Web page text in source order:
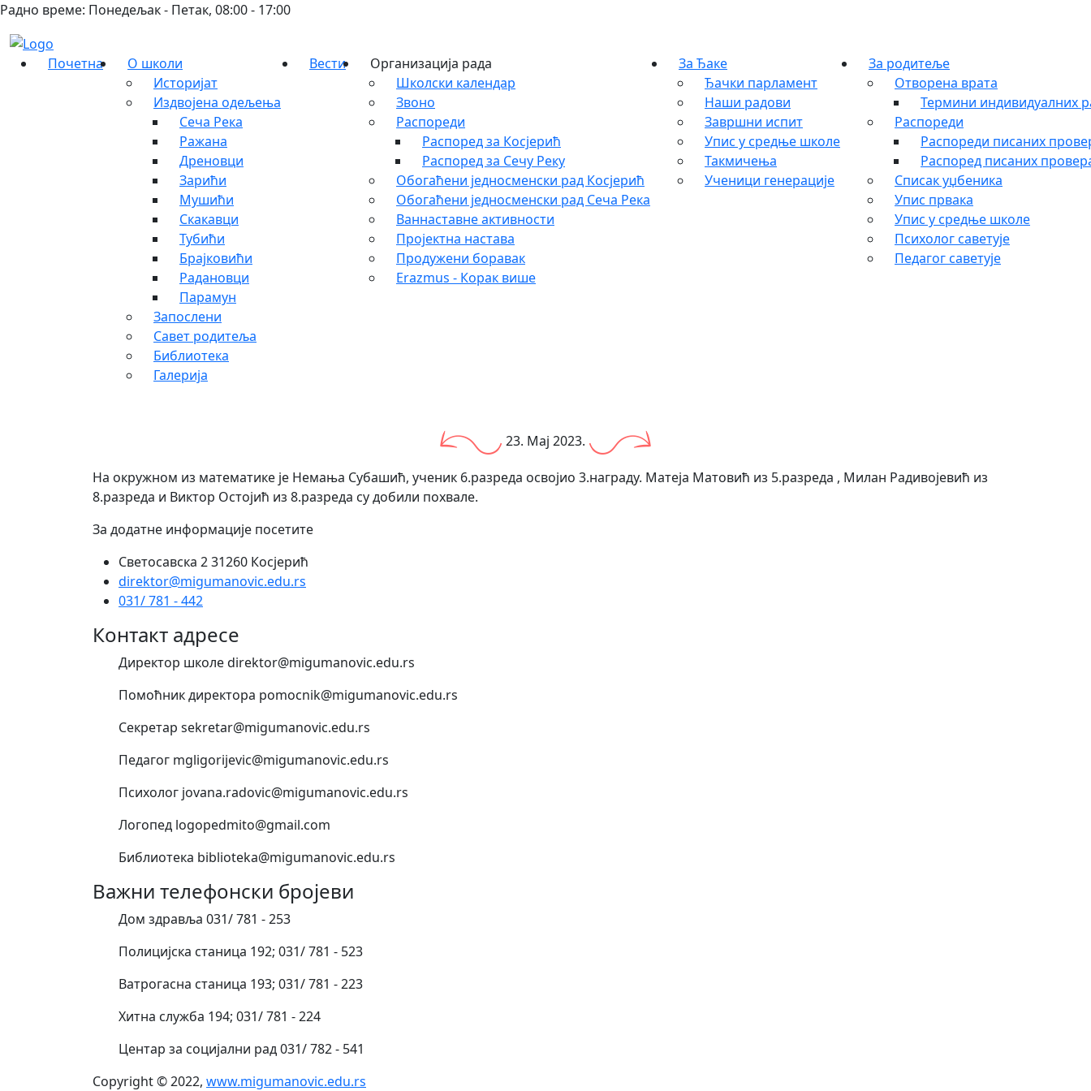
Радно време: Понедељак - Петак, 08:00 - 17:00
Почетна
О школи
Историјат
Издвојена одељења
Сеча Река
Ражана
Дреновци
Зарићи
Мушићи
Скакавци
Тубићи
Брајковићи
Радановци
Парамун
Запослени
Савет родитеља
Библиотека
Галерија
Вести
Организација рада
Школски календар
Звоно
Распореди
Распоред за Косјерић
Распоред за Сечу Реку
Обогаћени једносменски рад Косјерић
Обогаћени једносменски рад Сеча Река
Ваннаставне активности
Пројектна настава
Продужени боравак
Erazmus - Корак више
За Ђаке
Ђачки парламент
Наши радови
Завршни испит
Упис у средње школе
Такмичења
Ученици генерације
За родитеље
Отворена врата
Термини индивидуалних
Распореди
Распореди писаних
Распоред писаних
Списак уџбеника
Упис првака
Упис у средње школе
Психолог саветује
Педагог саветује
23. Мај 2023.
На окружном из математике је Немања Субашић, ученик 6.разреда освојио 3.награду. Матеја Матовић из 5.разреда , Милан Радивојевић из
8.разреда и Виктор Остојић из 8.разреда су добили похвале.
За додатне информације посетите
Светосавска 2 31260 Косјерић
direktor@migumanovic.edu.rs
031/ 781 - 442
Контакт адресе
Директор школе direktor@migumanovic.edu.rs
Помоћник директора pomocnik@migumanovic.edu.rs
Секретар sekretar@migumanovic.edu.rs
Педагог mgligorijevic@migumanovic.edu.rs
Психолог jovana.radovic@migumanovic.edu.rs
Логопед logopedmito@gmail.com
Библиотека biblioteka@migumanovic.edu.rs
Важни телефонски бројеви
Дом здравља 031/ 781 - 253
Полицијска станица 192; 031/ 781 - 523
Ватрогасна станица 193; 031/ 781 - 223
Хитна служба 194; 031/ 781 - 224
Центар за социјални рад 031/ 782 - 541
Copyright © 2022, www.migumanovic.edu.rs